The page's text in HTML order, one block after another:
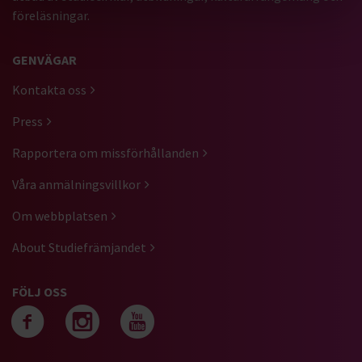
föreläsningar.
GENVÄGAR
Kontakta oss
Press
Rapportera om missförhållanden
Våra anmälningsvillkor
Om webbplatsen
About Studiefrämjandet
FÖLJ OSS
Följ oss på facebook
Följ oss på
Följ oss på